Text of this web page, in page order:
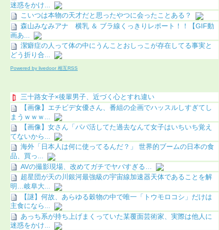
迷惑をかけ...
こいつは本物の天才だと思ったやつに会ったことある？
森山みなみアナ 横乳 ＆ ブラ線くっきりレポート！！【GIF動
画あ...
潔癖症の人って体の中にうんことおしっこが存在してる事実と
どう折り合...
Powered by livedoor 相互RSS
三十路女子×後輩男子、近づく心とすれ違い
【画像】エチビデ女優さん、番組の企画でハッスルしすぎてし
まうｗｗｗ...
【画像】女さん「パパ活してた過去なんて女子はいちいち覚え
てないから...
海外「日本人は何に使ってるんだ？」 世界的ブームの日本の食
品、買っ...
AVの撮影現場、改めてガチでヤバすぎる…
超星団が天の川銀河最強級の宇宙線加速器天体であることを解
明…岐阜大...
【謎】何故、あらゆる穀物の中で唯一「トウモロコシ」だけは
主食になら...
あっち系が持ち上げまくっていた某覆面芸術家、実際は他人に
迷惑をかけ...